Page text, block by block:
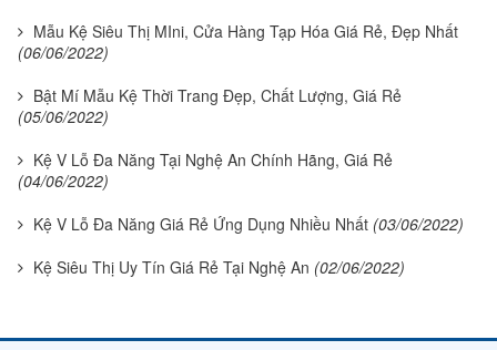
Mẫu Kệ Siêu Thị MIni, Cửa Hàng Tạp Hóa Giá Rẻ, Đẹp Nhất
(06/06/2022)
Bật Mí Mẫu Kệ Thời Trang Đẹp, Chất Lượng, Giá Rẻ
(05/06/2022)
Kệ V Lỗ Đa Năng Tại Nghệ An Chính Hãng, Giá Rẻ
(04/06/2022)
Kệ V Lỗ Đa Năng Giá Rẻ Ứng Dụng Nhiều Nhất (03/06/2022)
Kệ Siêu Thị Uy Tín Giá Rẻ Tại Nghệ An (02/06/2022)